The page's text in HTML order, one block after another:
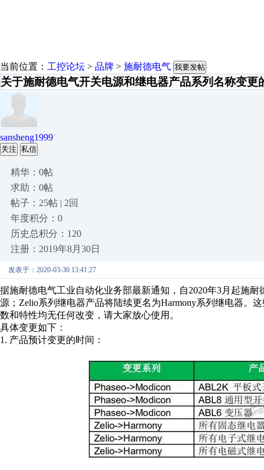
当前位置： 工控论坛 > 品牌 > 施耐德电气 我要发帖
关于施耐德电气开关电源和继电器产品系列名称变更
sansheng1999
关注 私信
精华：0帖
求助：0帖
帖子：25帖 | 2回
年度积分：0
历史总积分：120
注册：2019年8月30日
发表于：2020-03-30 13:41:27
据施耐德电气工业自动化业务部最新通知，自2020年3月起施
源；Zelio系列继电器产品将陆续更名为Harmony系列继电器。
数和特性均无任何改变，请大家放心使用。
具体变更如下：
1. 产品预计变更的时间：